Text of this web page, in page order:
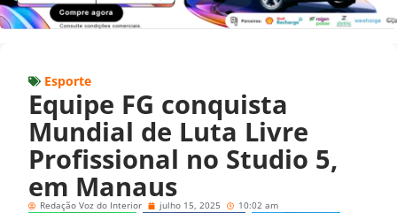
Esporte
Equipe FG conquista
Mundial de Luta Livre
Profissional no Studio 5,
em Manaus
Redação Voz do Interior julho 15, 2025 10:02 am